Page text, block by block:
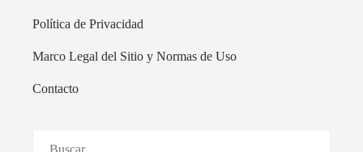
Política de Privacidad
Marco Legal del Sitio y Normas de Uso
Contacto